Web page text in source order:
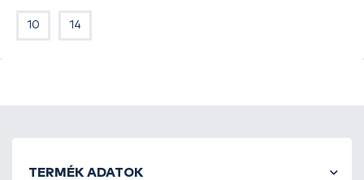
10 14
TERMÉK ADATOK